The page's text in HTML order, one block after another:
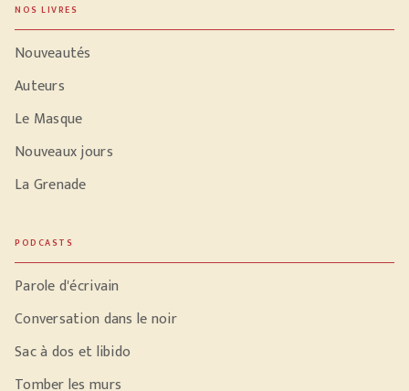
NOS LIVRES
Nouveautés
Auteurs
Le Masque
Nouveaux jours
La Grenade
PODCASTS
Parole d'écrivain
Conversation dans le noir
Sac à dos et libido
Tomber les murs